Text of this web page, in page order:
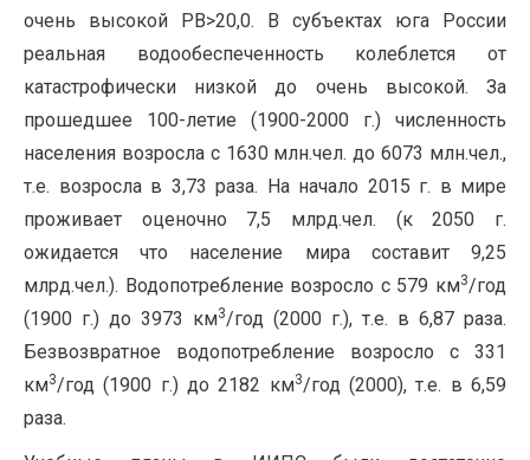
очень высокой РВ>20,0. В субъектах юга России
реальная водообеспеченность колеблется от
катастрофически низкой до очень высокой. За
прошедшее 100-летие (1900-2000 г.) численность
населения возросла с 1630 млн.чел. до 6073 млн.чел.,
т.е. возросла в 3,73 раза. На начало 2015 г. в мире
проживает оценочно 7,5 млрд.чел. (к 2050 г.
ожидается что население мира составит 9,25
млрд.чел.). Водопотребление возросло с 579 км3/год
(1900 г.) до 3973 км3/год (2000 г.), т.е. в 6,87 раза.
Безвозвратное водопотребление возросло с 331
км3/год (1900 г.) до 2182 км3/год (2000), т.е. в 6,59
раза.